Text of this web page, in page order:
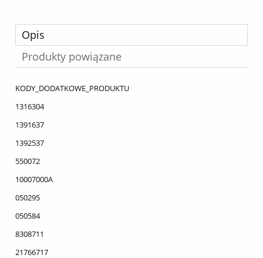
Opis
Produkty powiązane
KODY_DODATKOWE_PRODUKTU
1316304
1391637
1392537
550072
10007000A
050295
050584
8308711
21766717